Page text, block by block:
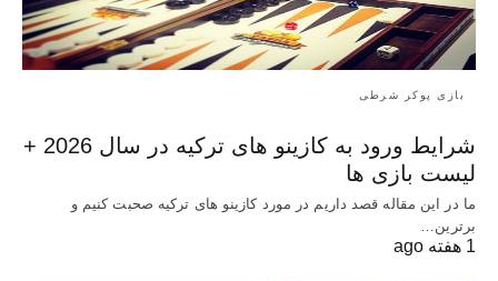
بازی پوکر شرطی
شرایط ورود به کازینو های ترکیه در سال 2026 +
لیست بازی ها
ما در این مقاله قصد داریم در مورد کازینو های ترکیه صحبت کنیم و
برترین…
1 هفته ago